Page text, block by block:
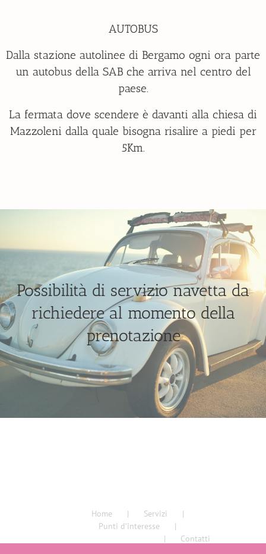
AUTOBUS
Dalla stazione autolinee di Bergamo ogni ora parte
un autobus della SAB che arriva nel centro del
paese.
La fermata dove scendere è davanti alla chiesa di
Mazzoleni dalla quale bisogna risalire a piedi per
5Km.
Possibilità di servizio navetta da
richiedere al momento della
prenotazione
Home
Servizi
Punti d’interesse
Contatti